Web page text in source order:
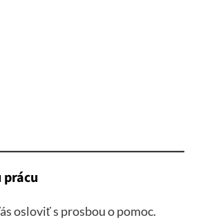
osloviť s prosbou o pomoc.